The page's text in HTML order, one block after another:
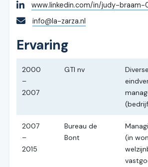
www.linkedin.com/in/judy-braam-
info@la-zarza.nl
Ervaring
2000
–
2007
GTI nv
Diverse
2007
–
2015
Bureau de
Bont
(in